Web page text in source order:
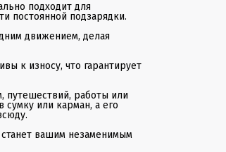
подходит для
постоянной подзарядки.
движением, делая
к износу, что гарантирует
путешествий, работы или
или карман, а его
вашим незаменимым